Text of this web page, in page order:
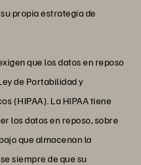
propia estrategia de
que los datos en reposo
de Portabilidad y
(HIPAA). La HIPAA tiene
los datos en reposo, sobre
que almacenan la
siempre de que su